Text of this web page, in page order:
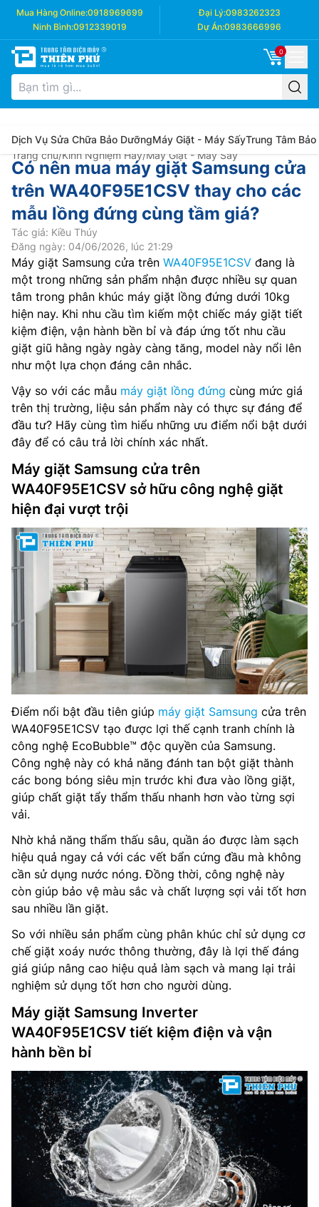
Mua Hàng Online:0918969699 Đại Lý:0983262323
Ninh Bình:0912339019 Dự Án:0983666996
0
Dịch Vụ Sửa Chữa Bảo DưỡngMáy Giặt - Máy SấyTrung Tâm Bảo
Trang chủ/Kinh Nghiệm Hay/Máy Giặt - Máy Sấy
Có nên mua máy giặt Samsung cửa
trên WA40F95E1CSV thay cho các
mẫu lồng đứng cùng tầm giá?
Tác giả: Kiều Thúy
Đăng ngày: 04/06/2026, lúc 21:29
Máy giặt Samsung cửa trên WA40F95E1CSV đang là
một trong những sản phẩm nhận được nhiều sự quan
tâm trong phân khúc máy giặt lồng đứng dưới 10kg
hiện nay. Khi nhu cầu tìm kiếm một chiếc máy giặt tiết
kiệm điện, vận hành bền bỉ và đáp ứng tốt nhu cầu
giặt giũ hằng ngày ngày càng tăng, model này nổi lên
như một lựa chọn đáng cân nhắc.
Vậy so với các mẫu máy giặt lồng đứng cùng mức giá
trên thị trường, liệu sản phẩm này có thực sự đáng để
đầu tư? Hãy cùng tìm hiểu những ưu điểm nổi bật dưới
đây để có câu trả lời chính xác nhất.
Máy giặt Samsung cửa trên
WA40F95E1CSV sở hữu công nghệ giặt
hiện đại vượt trội
Điểm nổi bật đầu tiên giúp máy giặt Samsung cửa trên
WA40F95E1CSV tạo được lợi thế cạnh tranh chính là
công nghệ EcoBubble™ độc quyền của Samsung.
Công nghệ này có khả năng đánh tan bột giặt thành
các bong bóng siêu mịn trước khi đưa vào lồng giặt,
giúp chất giặt tẩy thẩm thấu nhanh hơn vào từng sợi
vải.
Nhờ khả năng thẩm thấu sâu, quần áo được làm sạch
hiệu quả ngay cả với các vết bẩn cứng đầu mà không
cần sử dụng nước nóng. Đồng thời, công nghệ này
còn giúp bảo vệ màu sắc và chất lượng sợi vải tốt hơn
sau nhiều lần giặt.
So với nhiều sản phẩm cùng phân khúc chỉ sử dụng cơ
chế giặt xoáy nước thông thường, đây là lợi thế đáng
giá giúp nâng cao hiệu quả làm sạch và mang lại trải
nghiệm sử dụng tốt hơn cho người dùng.
Máy giặt Samsung Inverter
WA40F95E1CSV tiết kiệm điện và vận
hành bền bỉ